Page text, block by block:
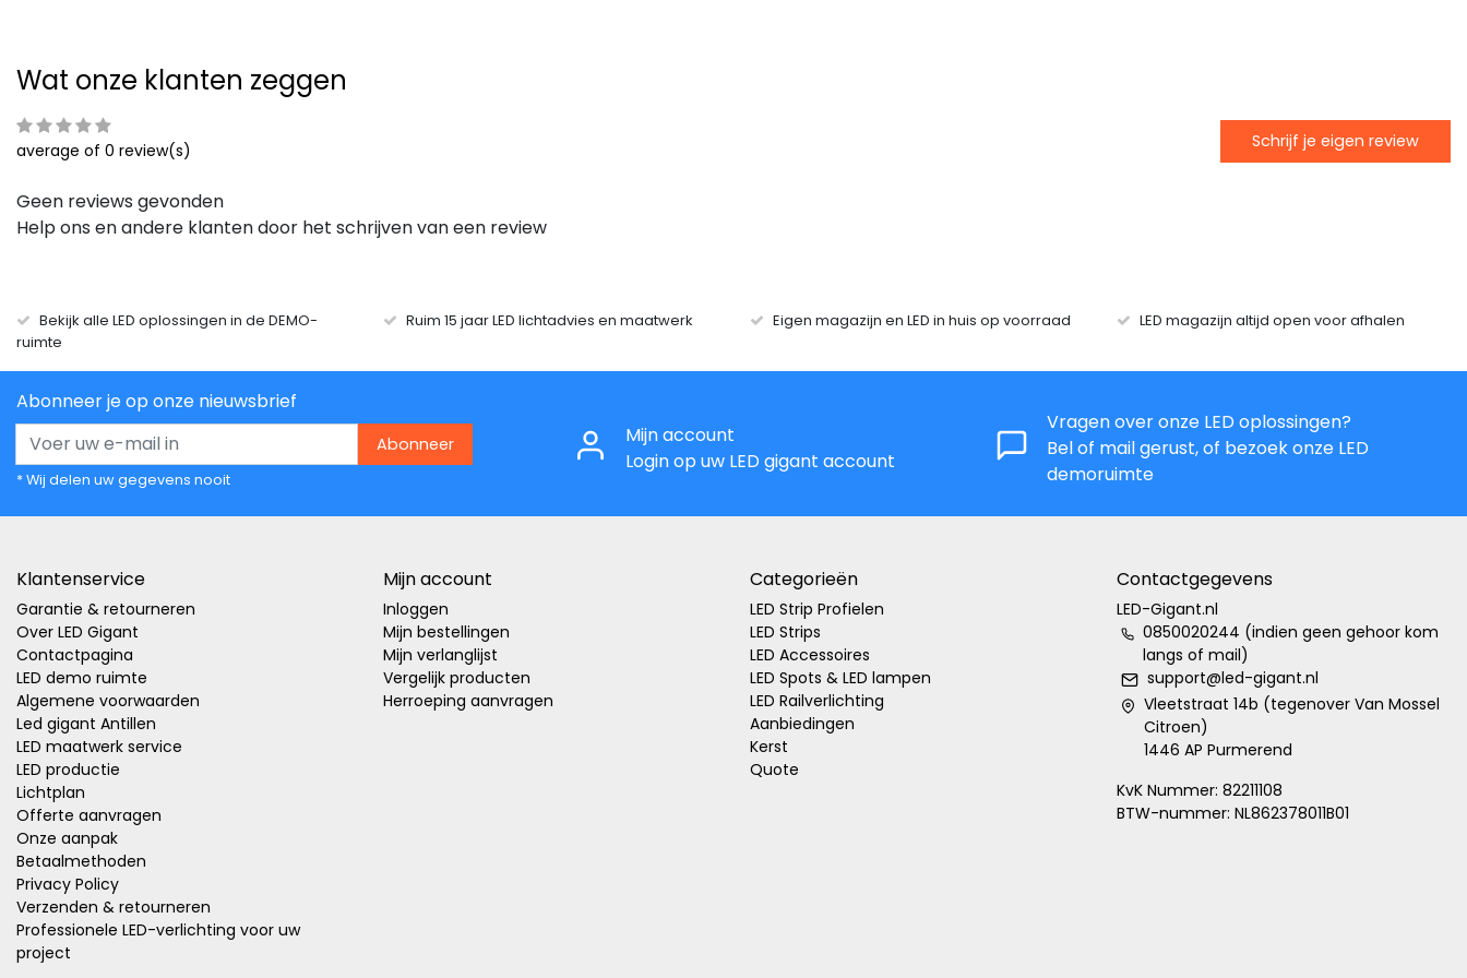
Wat onze klanten zeggen
average of 0 review(s) Schrijf je eigen review
Geen reviews gevonden
Help ons en andere klanten door het schrijven van een review
Bekijk alle LED oplossingen in de DEMO-
ruimte
Ruim 15 jaar LED lichtadvies en maatwerk Eigen magazijn en LED in huis op voorraad LED magazijn altijd open voor afhalen
Abonneer je op onze nieuwsbrief
Abonneer
* Wij delen uw gegevens nooit
Mijn account
Login op uw LED gigant account
Vragen over onze LED oplossingen?
Bel of mail gerust, of bezoek onze LED
demoruimte
Klantenservice
Garantie & retourneren
Over LED Gigant
Contactpagina
LED demo ruimte
Algemene voorwaarden
Led gigant Antillen
LED maatwerk service
LED productie
Lichtplan
Offerte aanvragen
Onze aanpak
Betaalmethoden
Privacy Policy
Verzenden & retourneren
Professionele LED-verlichting voor uw
project
Mijn account
Inloggen
Mijn bestellingen
Mijn verlanglijst
Vergelijk producten
Herroeping aanvragen
Categorieën
LED Strip Profielen
LED Strips
LED Accessoires
LED Spots & LED lampen
LED Railverlichting
Aanbiedingen
Kerst
Quote
Contactgegevens
LED-Gigant.nl
0850020244 (indien geen gehoor kom
langs of mail)
support@led-gigant.nl
Vleetstraat 14b (tegenover Van Mossel
Citroen)
1446 AP Purmerend
KvK Nummer: 82211108
BTW-nummer: NL862378011B01